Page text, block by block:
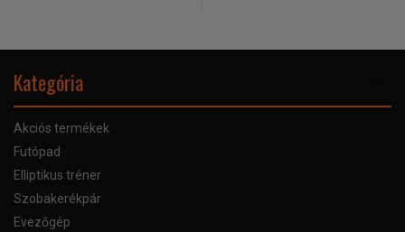
Kategória
Akciós termékek
Futópad
Elliptikus tréner
Szobakerékpár
Evezőgép